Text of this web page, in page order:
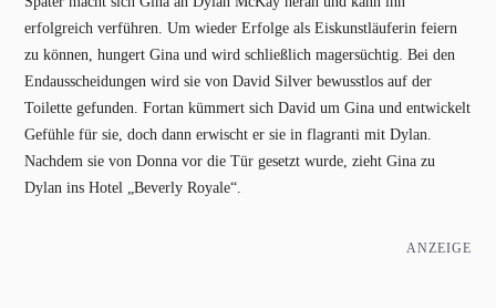
erfolgreich verführen. Um wieder Erfolge als Eiskunstläuferin feiern
zu können, hungert Gina und wird schließlich magersüchtig. Bei den
Endausscheidungen wird sie von David Silver bewusstlos auf der
Toilette gefunden. Fortan kümmert sich David um Gina und entwickelt
Gefühle für sie, doch dann erwischt er sie in flagranti mit Dylan.
Nachdem sie von Donna vor die Tür gesetzt wurde, zieht Gina zu
Dylan ins Hotel „Beverly Royale“.
ANZEIGE